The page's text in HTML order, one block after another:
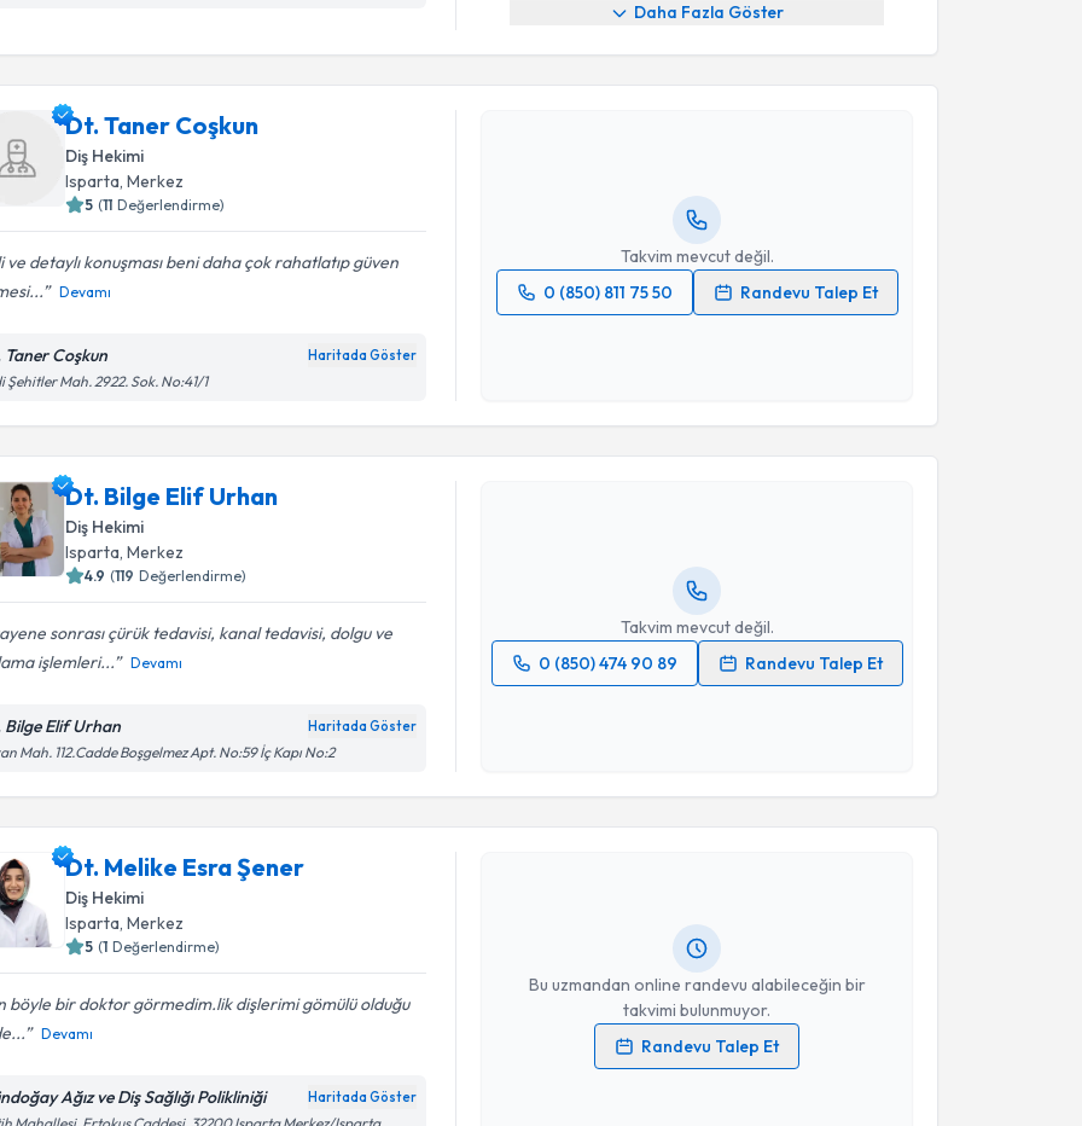
Daha Fazla Göster
Dt. Taner Coşkun
Diş Hekimi
Isparta , Merkez
5 (11 Değerlendirme)
ve detaylı konuşması beni daha çok rahatlatıp güven
Devamı
Taner Coşkun Haritada Göster
Şehitler Mah. 2922. Sok. No:41/1
Takvim mevcut değil.
0 (850) 811 75 50
Randevu Talep Et
Randevu Takvimi Talebi
Dt. Taner Coşkun
Takvim Talebini Gönder
Dt. Bilge Elif Urhan
Diş Hekimi
Isparta , Merkez
4.9 (119 Değerlendirme)
sonrası çürük tedavisi, kanal tedavisi, dolgu ve
işlemleri...
Devamı
Bilge Elif Urhan Haritada Göster
Mah. 112.Cadde Boşgelmez Apt. No:59 İç Kapı No:2
Takvim mevcut değil.
0 (850) 474 90 89
Randevu Talep Et
Randevu Takvimi Talebi
Dt. Bilge Elif Urhan
Takvim Talebini Gönder
Dt. Melike Esra Şener
Diş Hekimi
Isparta , Merkez
5 (1 Değerlendirme)
böyle bir doktor görmedim.lik dişlerimi gömülü olduğu
Devamı
Ağız ve Diş Sağlığı Polikliniği Haritada Göster
Mahallesi, Ertokuş Caddesi, 32200 Isparta Merkez/Isparta
Bu uzmandan online randevu alabileceğin bir
takvimi bulunmuyor.
Randevu Talep Et
Randevu Takvimi Talebi
Dt. Melike Esra Şener
Kişisel verilerimin işlenmesine ilişkinAydınlatma Metni